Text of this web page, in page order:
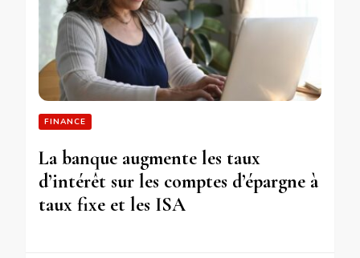
FINANCE
La banque augmente les taux
d’intérêt sur les comptes d’épargne à
taux fixe et les ISA